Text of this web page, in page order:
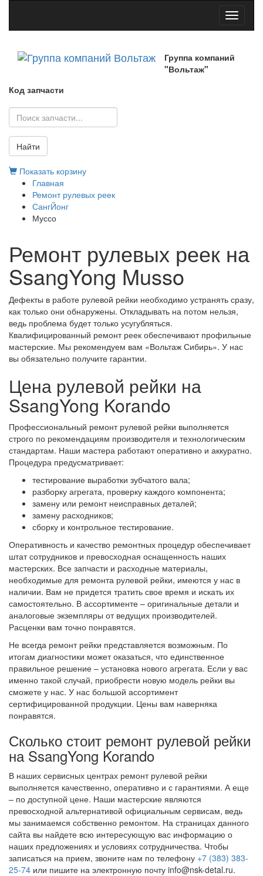
Toggle
Группа компаний
"Вольтаж"
Код запчасти
Найти
Показать корзину
Главная
Ремонт рулевых реек
СангЙонг
Муссо
Ремонт рулевых реек на
SsangYong Musso
Дефекты в работе рулевой рейки необходимо устранять сразу,
как только они обнаружены. Откладывать на потом нельзя,
ведь проблема будет только усугубляться.
Квалифицированный ремонт реек обеспечивают профильные
мастерские. Мы рекомендуем вам «Вольтаж Сибирь». У нас
вы обязательно получите гарантии.
Цена рулевой рейки на
SsangYong Korando
Профессиональный ремонт рулевой рейки выполняется
строго по рекомендациям производителя и технологическим
стандартам. Наши мастера работают оперативно и аккуратно.
Процедура предусматривает:
тестирование выработки зубчатого вала;
разборку агрегата, проверку каждого компонента;
замену или ремонт неисправных деталей;
замену расходников;
сборку и контрольное тестирование.
Оперативность и качество ремонтных процедур обеспечивает
штат сотрудников и превосходная оснащенность наших
мастерских. Все запчасти и расходные материалы,
необходимые для ремонта рулевой рейки, имеются у нас в
наличии. Вам не придется тратить свое время и искать их
самостоятельно. В ассортименте – оригинальные детали и
аналоговые экземпляры от ведущих производителей.
Расценки вам точно понравятся.
Не всегда ремонт рейки представляется возможным. По
итогам диагностики может оказаться, что единственное
правильное решение – установка нового агрегата. Если у вас
именно такой случай, приобрести новую модель рейки вы
сможете у нас. У нас большой ассортимент
сертифицированной продукции. Цены вам наверняка
понравятся.
Сколько стоит ремонт рулевой рейки
на SsangYong Korando
В наших сервисных центрах ремонт рулевой рейки
выполняется качественно, оперативно и с гарантиями. А еще
– по доступной цене. Наши мастерские являются
превосходной альтернативой официальным сервисам, ведь
мы занимаемся собственно ремонтом. На страницах данного
сайта вы найдете всю интересующую вас информацию о
наших предложениях и условиях сотрудничества. Чтобы
записаться на прием, звоните нам по телефону +7 (383) 383-
25-74 или пишите на электронную почту info@nsk-detal.ru.